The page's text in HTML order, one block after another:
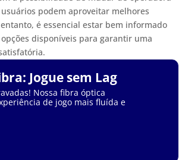
podem aproveitar melhores
é essencial estar bem informado
disponíveis para garantir uma
Jogue sem Lag
Nossa fibra óptica
de jogo mais fluída e